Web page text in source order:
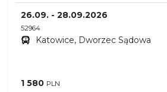
26.09. - 28.09.2026
52964
Katowice, Dworzec Sądowa
1 580 PLN